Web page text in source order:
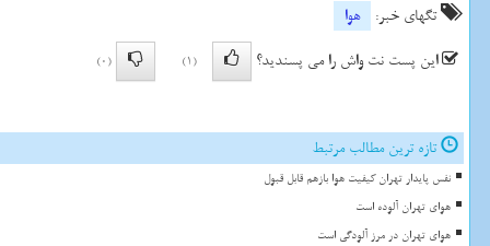
تگهای خبر:
هوا
این پست نت واش را می پسندید؟
(1)
(0)
تازه ترین مطالب مرتبط
نفس پایدار تهران کیفیت هوا بازهم قابل قبول
هوای تهران آلوده است
هوای تهران در مرز آلودگی است